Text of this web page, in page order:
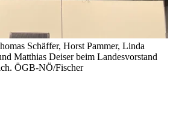
Schäffer, Horst Pammer, Linda
Matthias Deiser beim Landesvorstand
ÖGB-NÖ/Fischer